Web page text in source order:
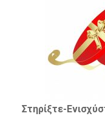
Στηρίξτε-